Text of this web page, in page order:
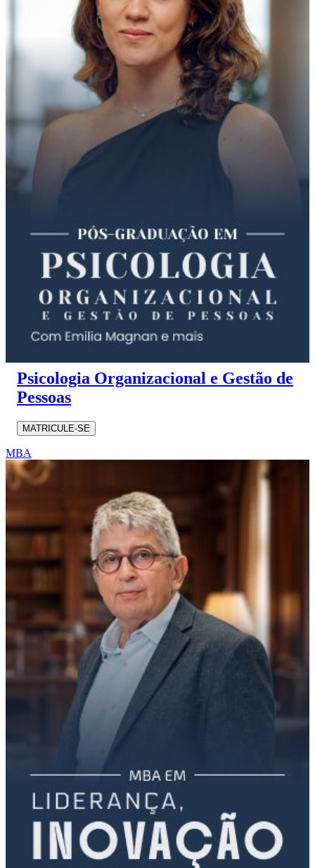
Psicologia Organizacional e Gestão de
Pessoas
MATRICULE-SE
MBA